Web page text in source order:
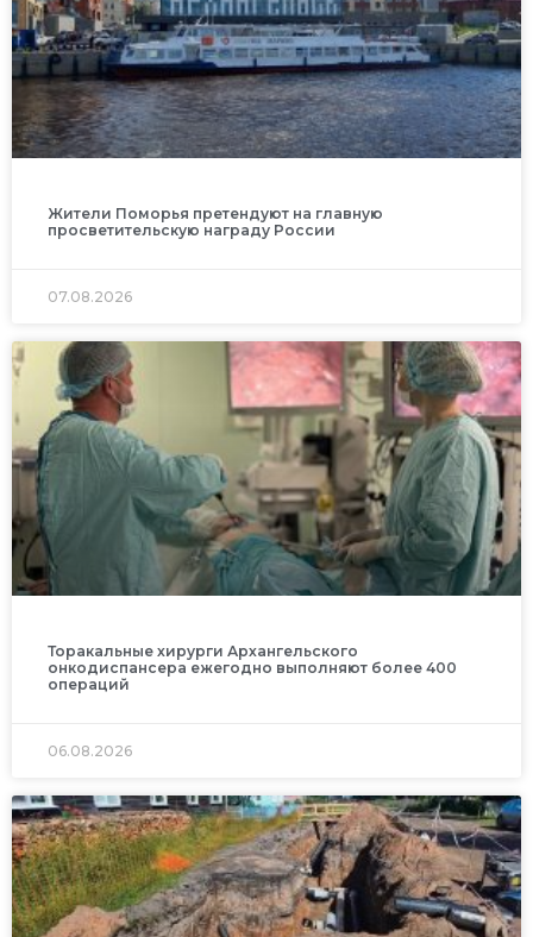
Жители Поморья претендуют на главную
просветительскую награду России
07.08.2026
Торакальные хирурги Архангельского
онкодиспансера ежегодно выполняют более 400
операций
06.08.2026